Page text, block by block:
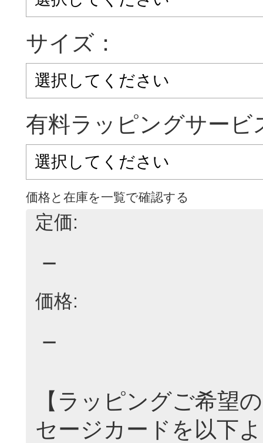
サイズ：
有料ラッピングサービ
価格と在庫を一覧で確認する
定価:
－
価格:
－
【ラッピングご希望
セージカードを以下